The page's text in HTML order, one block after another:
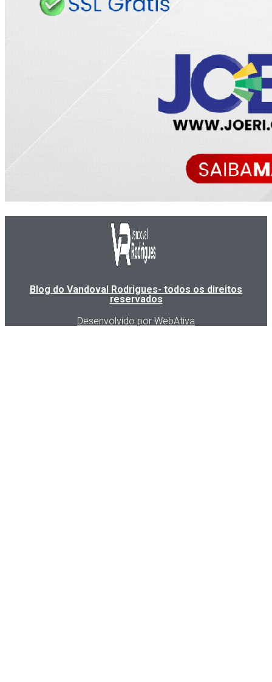
Blog do Vandoval Rodrigues- todos os direitos
reservados
Desenvolvido por WebAtiva